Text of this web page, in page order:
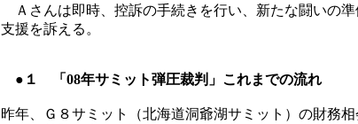
Ａさんは即時、控訴の手続きを行い、新たな闘いの
支援を訴える。
●１ 「08年サミット弾圧裁判」これまでの流れ
昨年、Ｇ８サミット（北海道洞爺湖サミット）の財務